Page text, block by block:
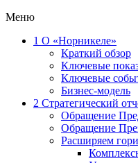
Меню
1 О «Норникеле»
Краткий обзор
Ключевые
Ключевые
Бизнес-модель
2 Стратегический
Обращение
Обращение
Расширяем